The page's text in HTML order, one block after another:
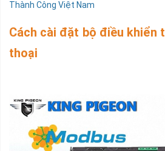
Thành Công Việt Nam
Cách cài đặt bộ điều khiển
thoại